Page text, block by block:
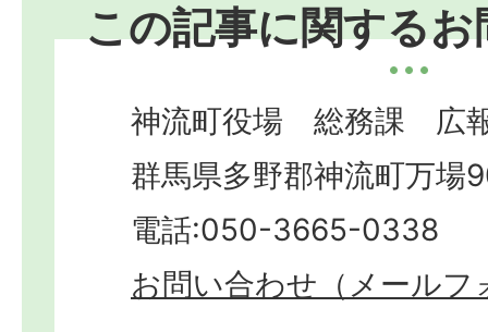
この記事に関する
神流町役場 総務課 広
群馬県多野郡神流町万場
電話:050-3665-0338​​​​​​​
お問い合わせ（メールフ